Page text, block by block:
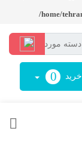
/home/
0